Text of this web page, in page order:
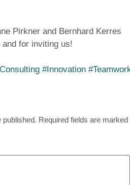
Pirkner and Bernhard Kerres
for inviting us!
#Innovation
published. Required fields are marked